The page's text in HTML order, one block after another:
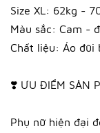
Size XL: 62kg -
Màu sắc: Cam -
Chất liệu: Áo đũi
❣️ ƯU ĐIỂM SẢN
Phụ nữ hiện đại